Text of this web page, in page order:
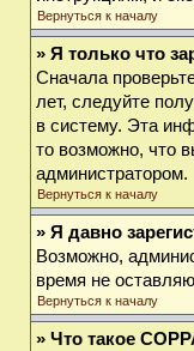
Вернуться к началу
» Я только что
Сначала
лет, следуйте
в систему. Эта
то возможно, что
администратором.
Вернуться к началу
» Я давно
Возможно,
время не
Вернуться к началу
» Что такое